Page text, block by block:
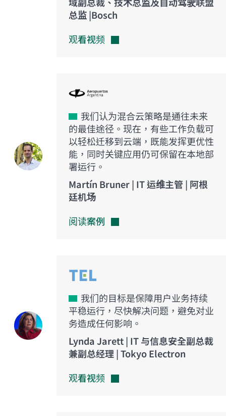
总监 |Bosch
观看视频
我们认为混合云策略是通往未来
的最佳途径。现在，有些工作负载可
以轻松迁移到云端，既能发挥更优性
能，同时关键应用仍可保留在本地部
署运行。
Martín Bruner | IT 运维主管 | 阿根
廷机场
阅读案例
我们的目标是保障用户业务持续
平稳运行，尽快解决问题，避免对业
务造成任何影响。
Lynda Jarett | IT 与信息安全副总裁
兼副总经理 | Tokyo Electron
观看视频